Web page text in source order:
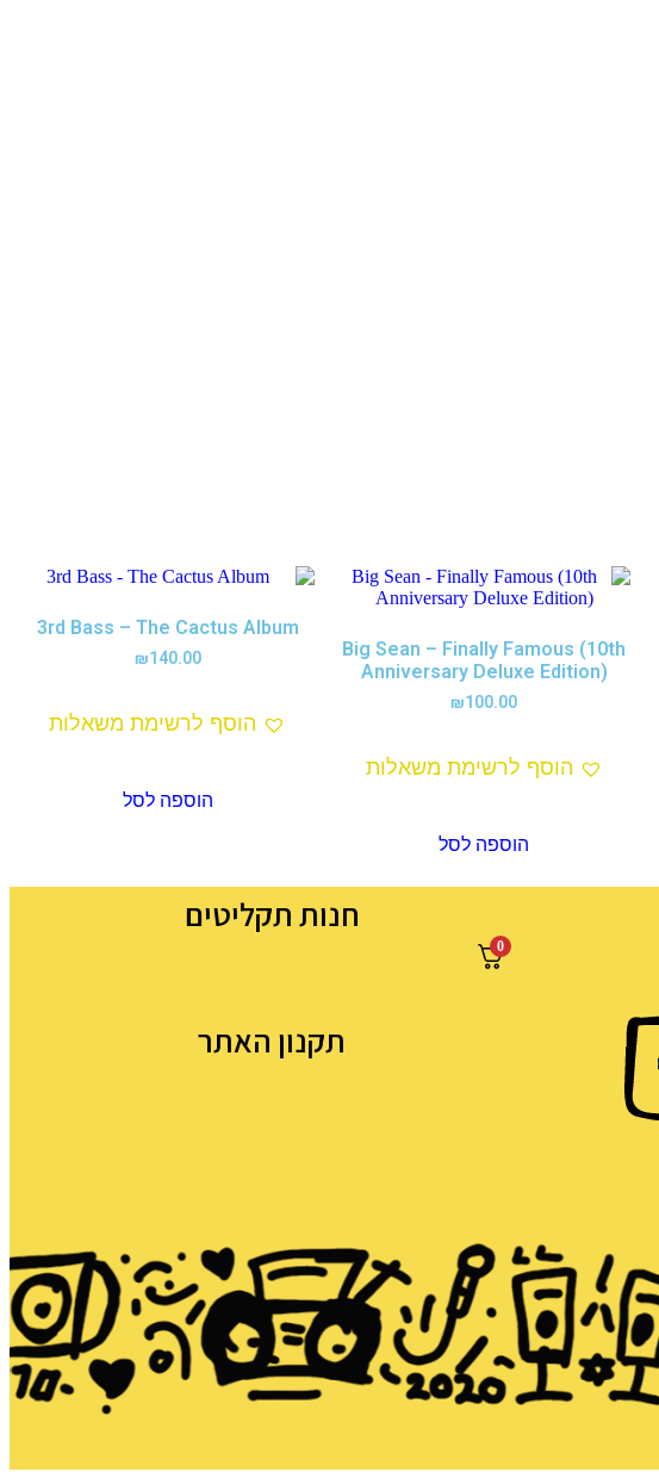
Big Sean – Finally Famous (10th
Anniversary Deluxe Edition)
₪100.00
הוסף לרשימת משאלות
הוספה לסל
3rd Bass – The Cactus Album
₪140.00
הוסף לרשימת משאלות
הוספה לסל
חנות תקליטים
0
תקנון האתר